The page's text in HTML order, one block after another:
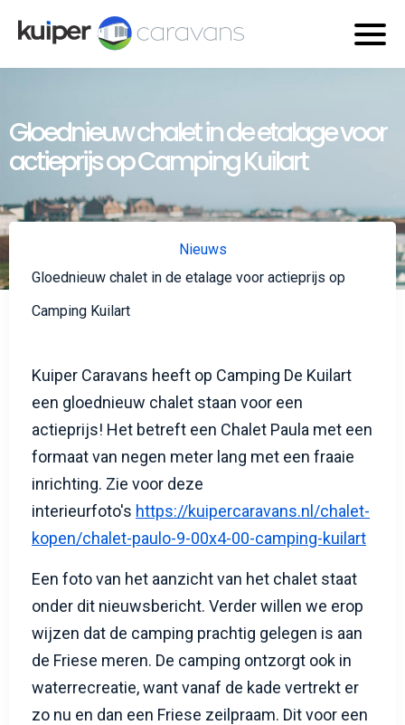
Gloednieuw chalet in de etalage voor
actieprijs op Camping Kuilart
Nieuws
Gloednieuw chalet in de etalage voor actieprijs op
Camping Kuilart
Kuiper Caravans heeft op Camping De Kuilart
een gloednieuw chalet staan voor een
actieprijs! Het betreft een Chalet Paula met een
formaat van negen meter lang met een fraaie
inrichting. Zie voor deze
interieurfoto's https://kuipercaravans.nl/chalet-
kopen/chalet-paulo-9-00x4-00-camping-kuilart
Een foto van het aanzicht van het chalet staat
onder dit nieuwsbericht. Verder willen we erop
wijzen dat de camping prachtig gelegen is aan
de Friese meren. De camping ontzorgt ook in
waterrecreatie, want vanaf de kade vertrekt er
zo nu en dan een Friese zeilpraam. Dit voor een